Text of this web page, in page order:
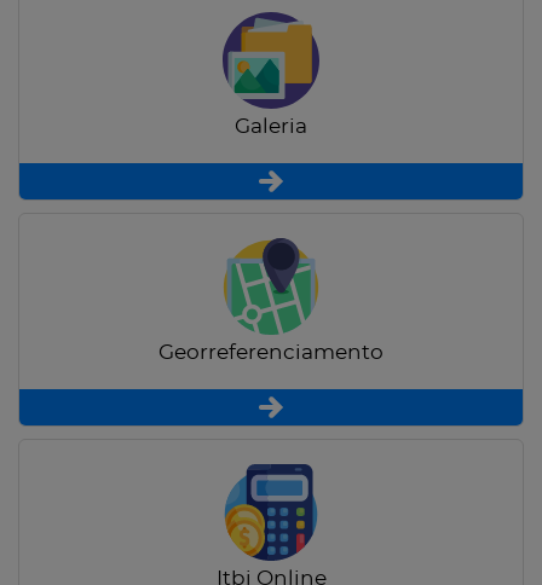
Galeria
Georreferenciamento
Itbi Online